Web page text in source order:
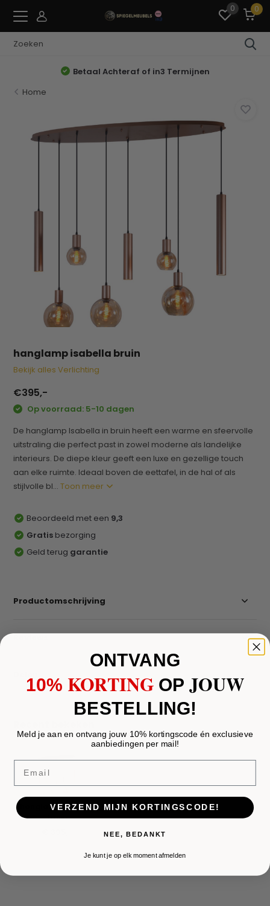
0 0
Betaal Achteraf of in3 Termijnen
Home
hanglamp isabella bruin
Bekijk alles Verlichting
€395,-
Op voorraad: 5-10 dagen
De hanglamp Isabella in bruin heeft een warme en sfeervolle
uitstraling die perfect past in zowel moderne als landelijke
interieurs. De diepe kleur geeft een luxe en gezellige touch
aan elke ruimte. Ideaal boven de eettafel, in de hal of als
stijlvolle bl...Toon meer
Beoordeeld met een 9,3
Gratis bezorging
Geld terug garantie
Productomschrijving
Reviews
hanglamp isabella
bruin
ONTVANG
10% KORTING OPJOUW
BESTELLING!
Meld je aan en ontvang jouw 10% kortingscode én exclusieve
aanbiedingen per mail!
VERZEND MIJN KORTINGSCODE!
NEE, BEDANKT
Je kunt je op elk moment afmelden